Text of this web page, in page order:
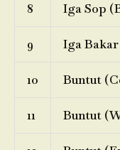
8 Iga Sop
9 Iga
10 Buntut
11 Buntut